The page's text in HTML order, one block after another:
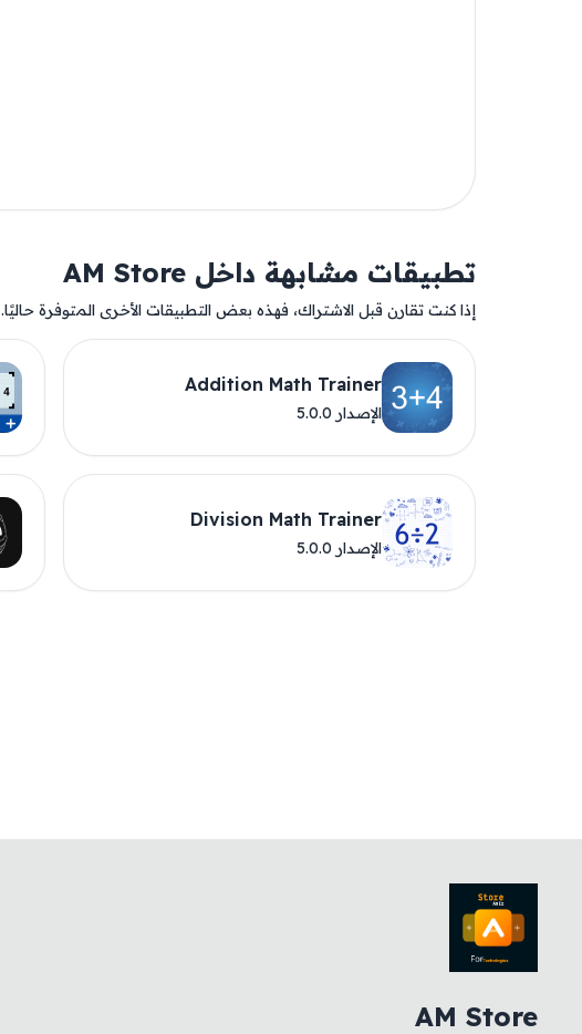
تطبيقات مشابهة داخل AM Store
إذا كنت تقارن قبل الاشتراك، فهذه بعض التطبيقات الأخرى المتوفرة حاليًا.
Addition Math Trainer
الإصدار 5.0.0
Division Math Trainer
الإصدار 5.0.0
AM Store